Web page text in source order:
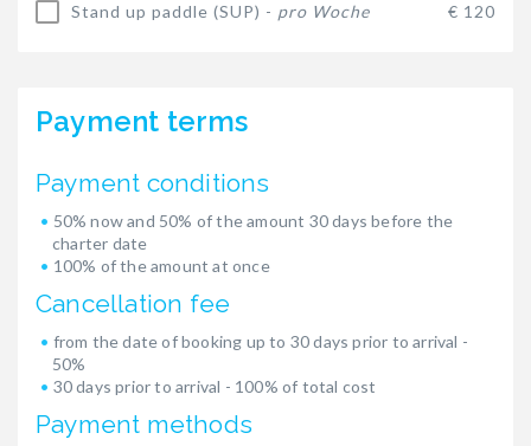
Stand up paddle (SUP) - pro Woche € 120
Payment terms
Payment conditions
50% now and 50% of the amount 30 days before the
charter date
100% of the amount at once
Cancellation fee
from the date of booking up to 30 days prior to arrival -
50%
30 days prior to arrival - 100% of total cost
Payment methods